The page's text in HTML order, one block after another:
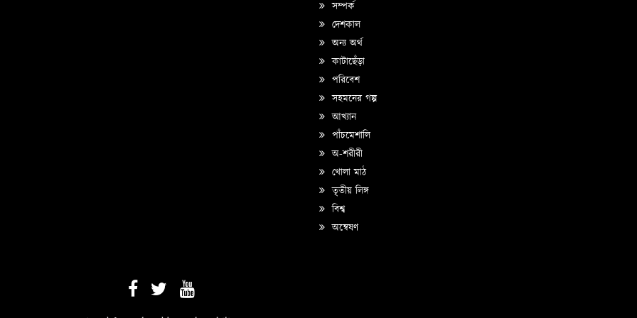
সম্পর্ক
দেশকাল
অন্য অর্থ
কাটাছেঁড়া
পরিবেশ
সহমনের গল্প
আখ্যান
পাঁচমেশালি
অ-শরীরী
খোলা মাঠ
তৃতীয় লিঙ্গ
বিশ্ব
অন্বেষণ